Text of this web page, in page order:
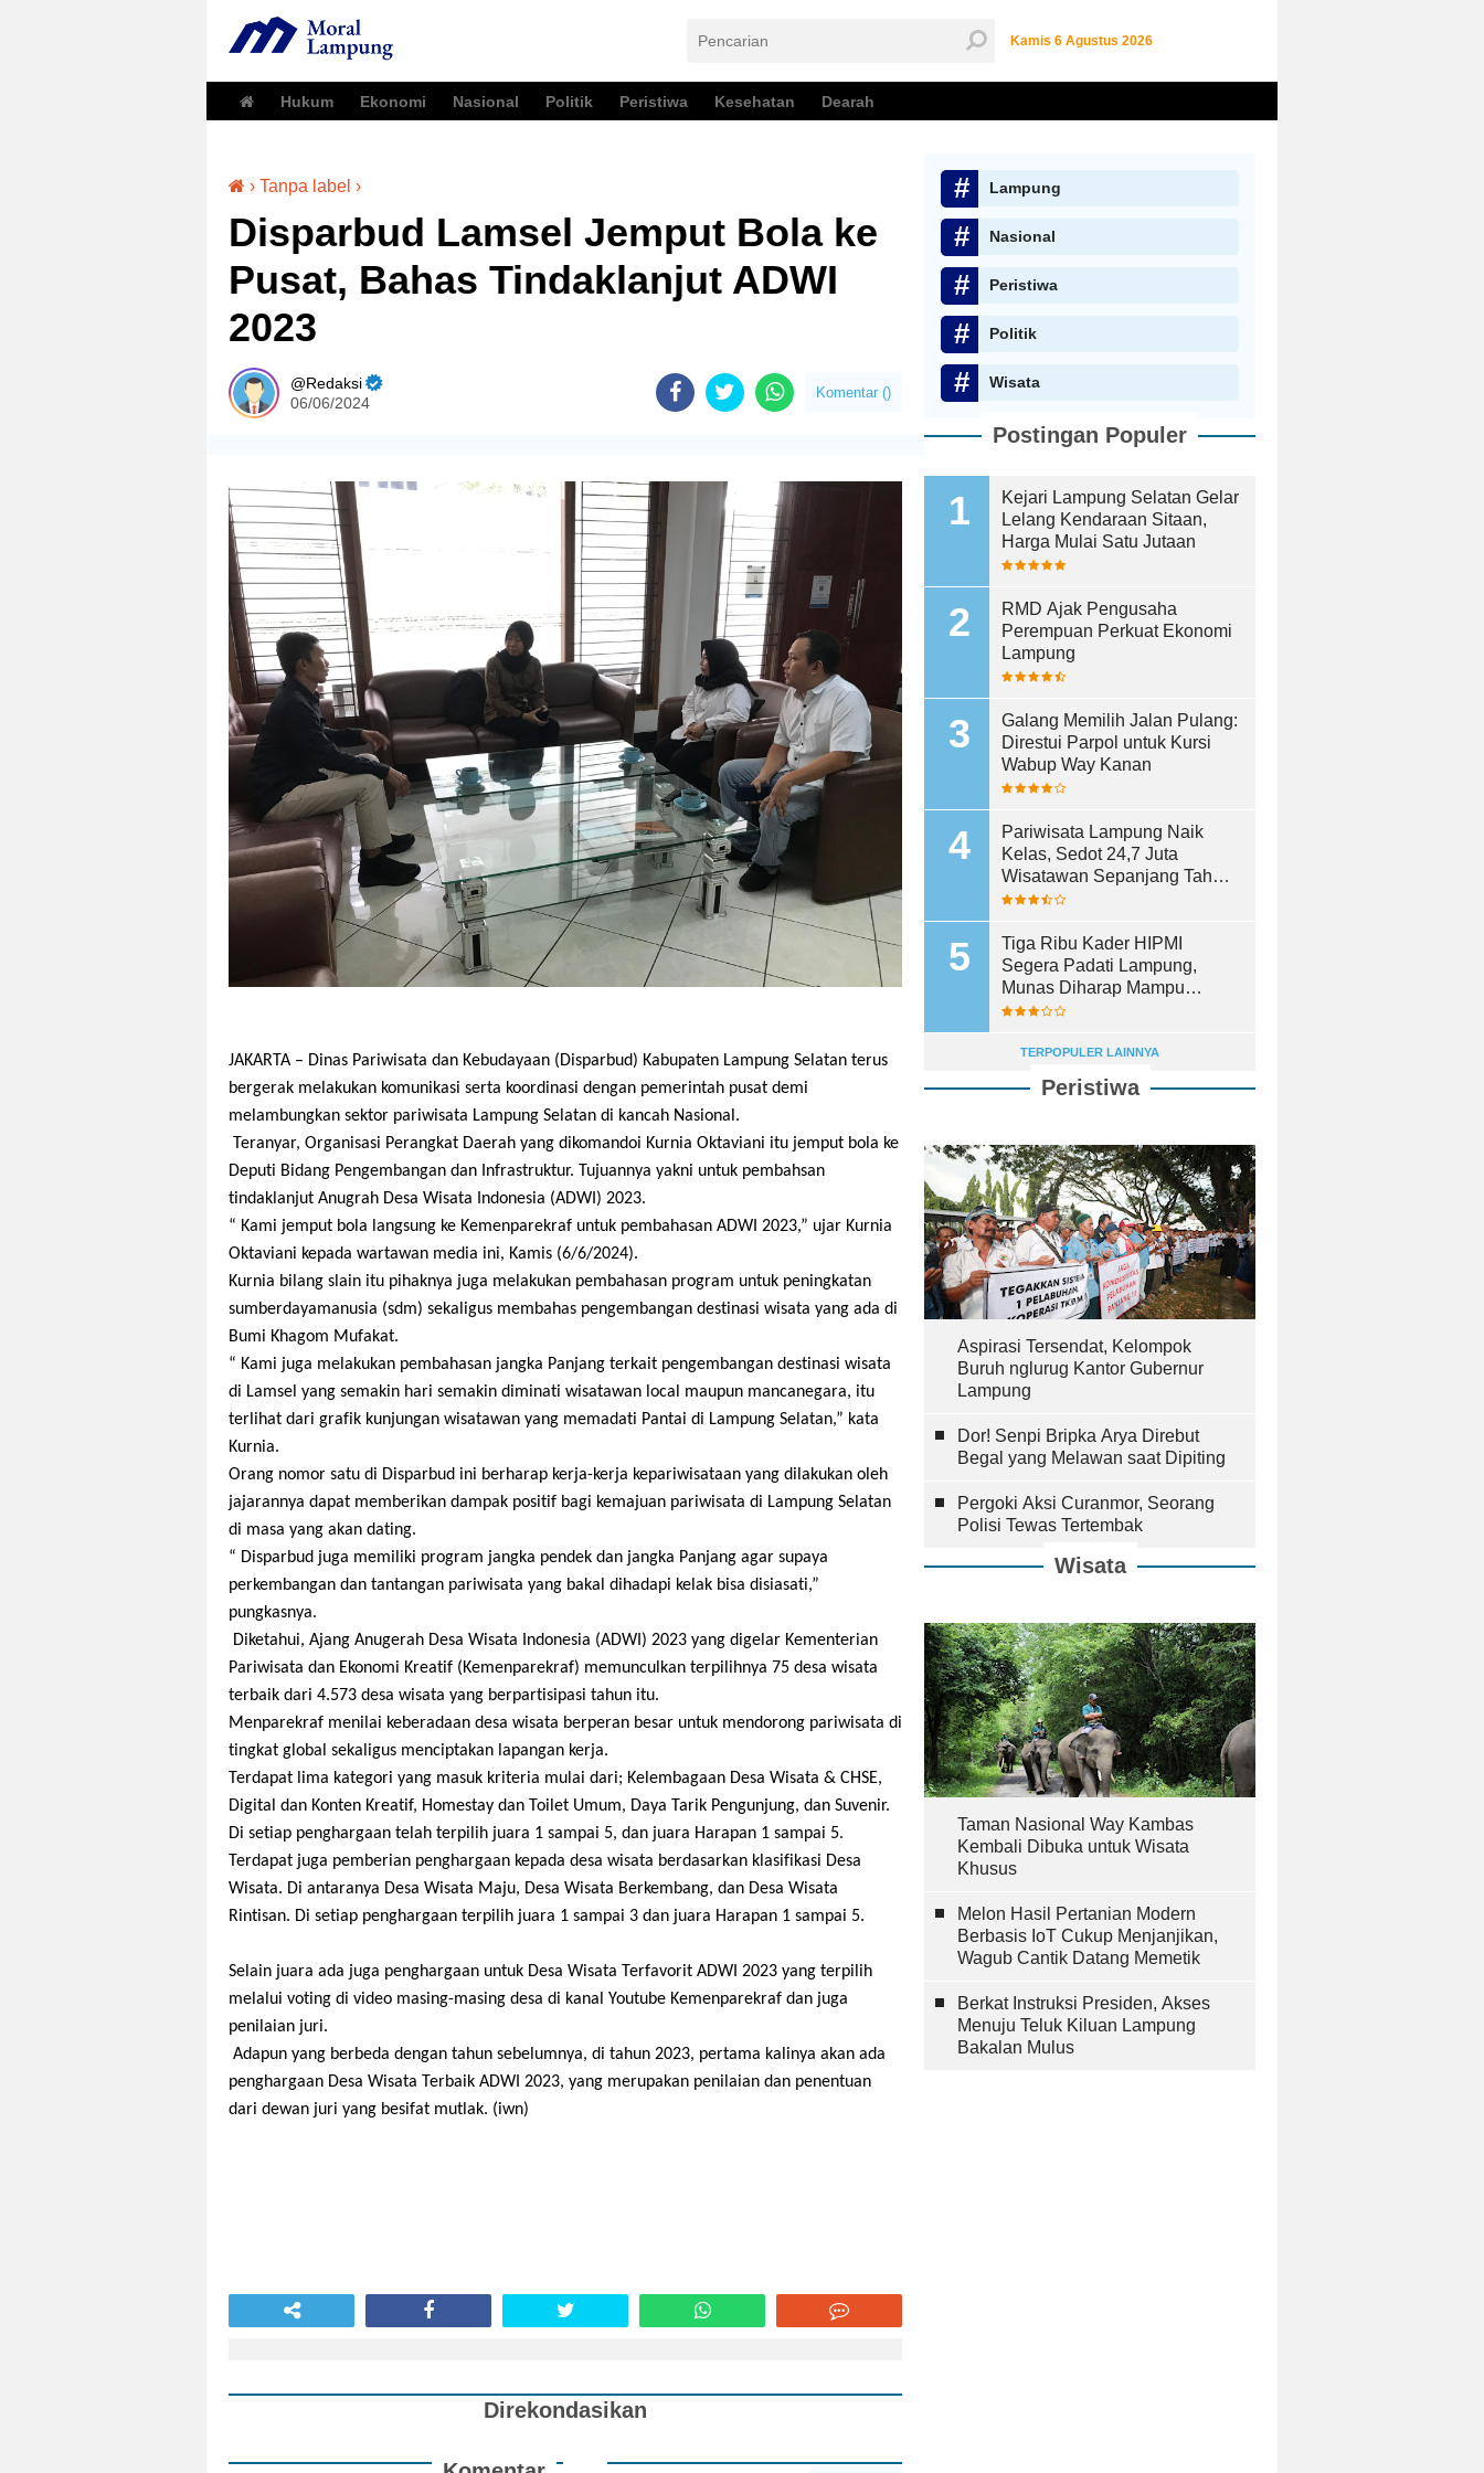
Kamis 6 Agustus 2026
Hukum Ekonomi Nasional Politik Peristiwa Kesehatan Dearah
› Tanpa label ›
Disparbud Lamsel Jemput Bola ke
Pusat, Bahas Tindaklanjut ADWI
2023
Redaksi
06/06/2024
Komentar ()
JAKARTA – Dinas Pariwisata dan Kebudayaan (Disparbud) Kabupaten Lampung Selatan terus
bergerak melakukan komunikasi serta koordinasi dengan pemerintah pusat demi
melambungkan sektor pariwisata Lampung Selatan di kancah Nasional.
Teranyar, Organisasi Perangkat Daerah yang dikomandoi Kurnia Oktaviani itu jemput bola ke
Deputi Bidang Pengembangan dan Infrastruktur. Tujuannya yakni untuk pembahsan
tindaklanjut Anugrah Desa Wisata Indonesia (ADWI) 2023.
“ Kami jemput bola langsung ke Kemenparekraf untuk pembahasan ADWI 2023,” ujar Kurnia
Oktaviani kepada wartawan media ini, Kamis (6/6/2024).
Kurnia bilang slain itu pihaknya juga melakukan pembahasan program untuk peningkatan
sumberdayamanusia (sdm) sekaligus membahas pengembangan destinasi wisata yang ada di
Bumi Khagom Mufakat.
“ Kami juga melakukan pembahasan jangka Panjang terkait pengembangan destinasi wisata
di Lamsel yang semakin hari semakin diminati wisatawan local maupun mancanegara, itu
terlihat dari grafik kunjungan wisatawan yang memadati Pantai di Lampung Selatan,” kata
Kurnia.
Orang nomor satu di Disparbud ini berharap kerja-kerja kepariwisataan yang dilakukan oleh
jajarannya dapat memberikan dampak positif bagi kemajuan pariwisata di Lampung Selatan
di masa yang akan dating.
“ Disparbud juga memiliki program jangka pendek dan jangka Panjang agar supaya
perkembangan dan tantangan pariwisata yang bakal dihadapi kelak bisa disiasati,”
pungkasnya.
Diketahui, Ajang Anugerah Desa Wisata Indonesia (ADWI) 2023 yang digelar Kementerian
Pariwisata dan Ekonomi Kreatif (Kemenparekraf) memunculkan terpilihnya 75 desa wisata
terbaik dari 4.573 desa wisata yang berpartisipasi tahun itu.
Menparekraf menilai keberadaan desa wisata berperan besar untuk mendorong pariwisata di
tingkat global sekaligus menciptakan lapangan kerja.
Terdapat lima kategori yang masuk kriteria mulai dari; Kelembagaan Desa Wisata & CHSE,
Digital dan Konten Kreatif, Homestay dan Toilet Umum, Daya Tarik Pengunjung, dan Suvenir.
Di setiap penghargaan telah terpilih juara 1 sampai 5, dan juara Harapan 1 sampai 5.
Terdapat juga pemberian penghargaan kepada desa wisata berdasarkan klasifikasi Desa
Wisata. Di antaranya Desa Wisata Maju, Desa Wisata Berkembang, dan Desa Wisata
Rintisan. Di setiap penghargaan terpilih juara 1 sampai 3 dan juara Harapan 1 sampai 5.
Selain juara ada juga penghargaan untuk Desa Wisata Terfavorit ADWI 2023 yang terpilih
melalui voting di video masing-masing desa di kanal Youtube Kemenparekraf dan juga
penilaian juri.
Adapun yang berbeda dengan tahun sebelumnya, di tahun 2023, pertama kalinya akan ada
penghargaan Desa Wisata Terbaik ADWI 2023, yang merupakan penilaian dan penentuan
dari dewan juri yang besifat mutlak. (iwn)
Direkondasikan
Lampung
Nasional
Peristiwa
Politik
Wisata
Postingan Populer
Kejari Lampung Selatan Gelar
Lelang Kendaraan Sitaan,
Harga Mulai Satu Jutaan
RMD Ajak Pengusaha
Perempuan Perkuat Ekonomi
Lampung
Galang Memilih Jalan Pulang:
Direstui Parpol untuk Kursi
Wabup Way Kanan
Pariwisata Lampung Naik
Kelas, Sedot 24,7 Juta
Wisatawan Sepanjang Tahun
2025
Tiga Ribu Kader HIPMI
Segera Padati Lampung,
Munas Diharap Mampu
Lahirkan Pemimpin Terbaik
TERPOPULER LAINNYA
Peristiwa
Aspirasi Tersendat, Kelompok
Buruh nglurug Kantor Gubernur
Lampung
Dor! Senpi Bripka Arya Direbut
Begal yang Melawan saat Dipiting
Pergoki Aksi Curanmor, Seorang
Polisi Tewas Tertembak
Wisata
Taman Nasional Way Kambas
Kembali Dibuka untuk Wisata
Khusus
Melon Hasil Pertanian Modern
Berbasis IoT Cukup Menjanjikan,
Wagub Cantik Datang Memetik
Berkat Instruksi Presiden, Akses
Menuju Teluk Kiluan Lampung
Bakalan Mulus